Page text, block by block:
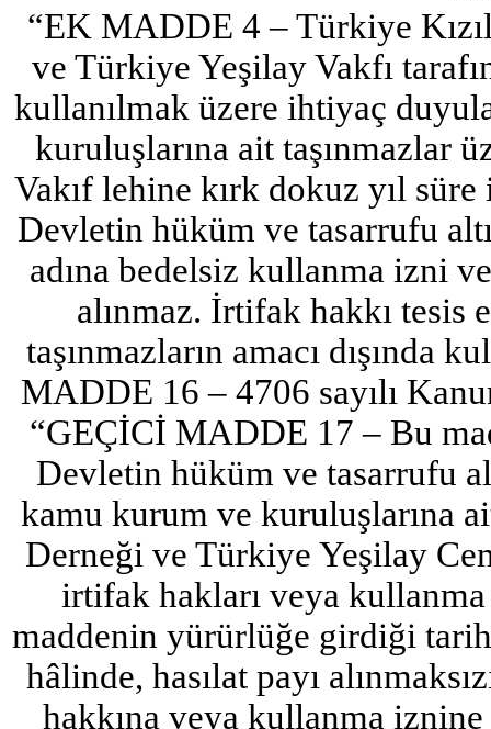
“EK MADDE 4 – Türkiye
ve Türkiye Yeşilay Vakfı
kullanılmak üzere ihtiyaç
kuruluşlarına ait taşınmazlar
Vakıf lehine kırk dokuz yıl
Devletin hüküm ve tasarrufu
adına bedelsiz kullanma izni
alınmaz. İrtifak hakkı tesis
taşınmazların amacı dışında
MADDE 16 – 4706 sayılı
“GEÇİCİ MADDE 17 – Bu
Devletin hüküm ve tasarrufu
kamu kurum ve kuruluşlarına
Derneği ve Türkiye Yeşilay
irtifak hakları veya
maddenin yürürlüğe girdiği
hâlinde, hasılat payı
hakkına veya kullanma